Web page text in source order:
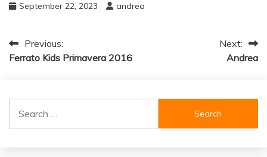
September 22, 2023 andrea
PostPrevious:
Ferrato Kids Primavera 2016
Next:
Andrea
for: